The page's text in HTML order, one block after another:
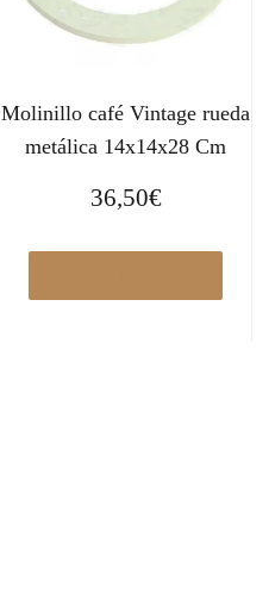
Molinillo café Vintage rueda
metálica 14x14x28 Cm
36,50€